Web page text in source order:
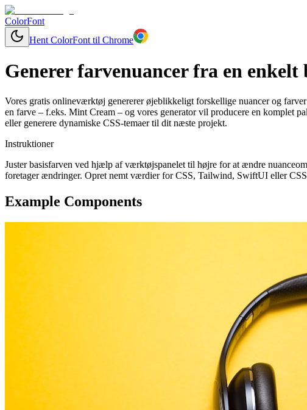
ColorFont
Hent ColorFont til Chrome
Generer farvenuancer fra en enkelt
Vores gratis onlineværktøj genererer øjeblikkeligt forskellige nuancer og
en farve – f.eks. Mint Cream – og vores generator vil producere en komplet
eller generere dynamiske CSS-temaer til dit næste projekt.
Instruktioner
Juster basisfarven ved hjælp af værktøjspanelet til højre for at ændre
foretager ændringer. Opret nemt værdier for CSS, Tailwind, SwiftUI eller
Example Components